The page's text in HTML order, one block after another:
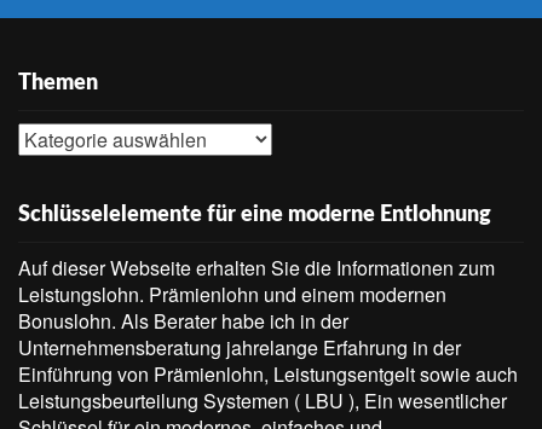
Themen
Themen
Schlüsselelemente für eine moderne Entlohnung
Auf dieser Webseite erhalten Sie die Informationen zum
Leistungslohn. Prämienlohn und einem modernen
Bonuslohn. Als Berater habe ich in der
Unternehmensberatung jahrelange Erfahrung in der
Einführung von Prämienlohn, Leistungsentgelt sowie auch
Leistungsbeurteilung Systemen ( LBU ), Ein wesentlicher